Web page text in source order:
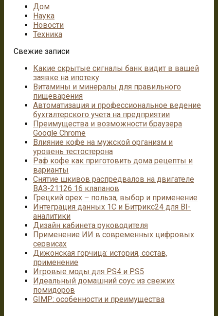
Дом
Наука
Новости
Техника
Свежие записи
Какие скрытые сигналы банк видит в вашей
заявке на ипотеку
Витамины и минералы для правильного
пищеварения
Автоматизация и профессиональное ведение
бухгалтерского учета на предприятии
Преимущества и возможности браузера
Google Chrome
Влияние кофе на мужской организм и
уровень тестостерона
Раф кофе как приготовить дома рецепты и
варианты
Снятие шкивов распредвалов на двигателе
ВАЗ-21126 16 клапанов
Грецкий орех – польза, выбор и применение
Интеграция данных 1С и Битрикс24 для BI-
аналитики
Дизайн кабинета руководителя
Применение ИИ в современных цифровых
сервисах
Дижонская горчица: история, состав,
применение
Игровые моды для PS4 и PS5
Идеальный домашний соус из свежих
помидоров
GIMP: особенности и преимущества